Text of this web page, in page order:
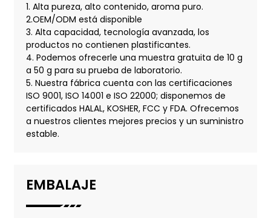
1. Alta pureza, alto contenido, aroma puro.
2.OEM/ODM está disponible
3. Alta capacidad, tecnología avanzada, los
productos no contienen plastificantes.
4. Podemos ofrecerle una muestra gratuita de 10 g
a 50 g para su prueba de laboratorio.
5. Nuestra fábrica cuenta con las certificaciones
ISO 9001, ISO 14001 e ISO 22000; disponemos de
certificados HALAL, KOSHER, FCC y FDA. Ofrecemos
a nuestros clientes mejores precios y un suministro
estable.
EMBALAJE